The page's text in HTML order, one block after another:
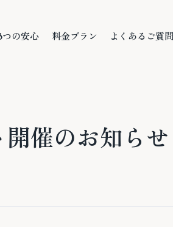
つの安心
料金プラン
よくあるご質問
催のお知らせ